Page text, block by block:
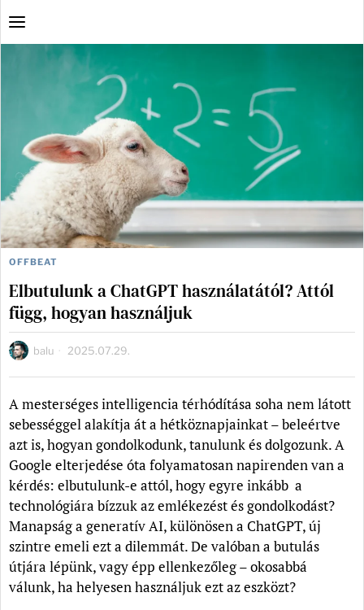
OFFBEAT
Elbutulunk a ChatGPT használatától? Attól
függ, hogyan használjuk
balu 2025.07.29.
A mesterséges intelligencia térhódítása soha nem látott
sebességgel alakítja át a hétköznapjainkat – beleértve
azt is, hogyan gondolkodunk, tanulunk és dolgozunk. A
Google elterjedése óta folyamatosan napirenden van a
kérdés: elbutulunk-e attól, hogy egyre inkább a
technológiára bízzuk az emlékezést és gondolkodást?
Manapság a generatív AI, különösen a ChatGPT, új
szintre emeli ezt a dilemmát. De valóban a butulás
útjára lépünk, vagy épp ellenkezőleg – okosabbá
válunk, ha helyesen használjuk ezt az eszközt?